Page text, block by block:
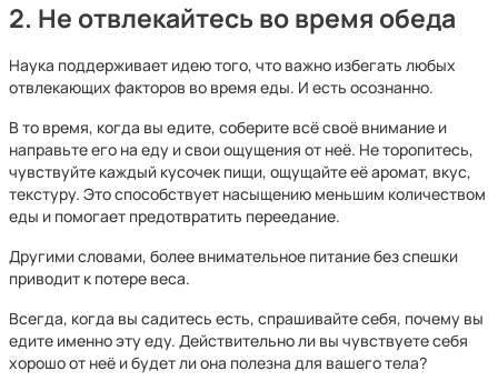
2. Не отвлекайтесь во время обеда
Наука поддерживает идею того, что важно избегать любых
отвлекающих факторов во время еды. И есть осознанно.
В то время, когда вы едите, соберите всё своё внимание и
направьте его на еду и свои ощущения от неё. Не торопитесь,
чувствуйте каждый кусочек пищи, ощущайте её аромат, вкус,
текстуру. Это способствует насыщению меньшим количеством
еды и помогает предотвратить переедание.
Другими словами, более внимательное питание без спешки
приводит к потере веса.
Всегда, когда вы садитесь есть, спрашивайте себя, почему вы
едите именно эту еду. Действительно ли вы чувствуете себя
хорошо от неё и будет ли она полезна для вашего тела?